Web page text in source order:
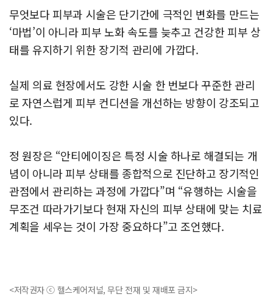
무엇보다 피부과 시술은 단기간에 극적인 변화를 만드는
‘마법’이 아니라 피부 노화 속도를 늦추고 건강한 피부 상
태를 유지하기 위한 장기적 관리에 가깝다.
실제 의료 현장에서도 강한 시술 한 번보다 꾸준한 관리
로 자연스럽게 피부 컨디션을 개선하는 방향이 강조되고
있다.
정 원장은 “안티에이징은 특정 시술 하나로 해결되는 개
념이 아니라 피부 상태를 종합적으로 진단하고 장기적인
관점에서 관리하는 과정에 가깝다”며 “유행하는 시술을
무조건 따라가기보다 현재 자신의 피부 상태에 맞는 치료
계획을 세우는 것이 가장 중요하다”고 조언했다.
<저작권자 ⓒ 헬스케어저널, 무단 전재 및 재배포 금지>